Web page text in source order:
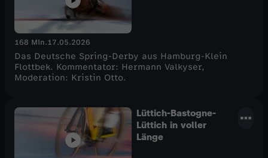
168 Min.17.05.2026
Das Deutsche Spring-Derby aus Hamburg-Klein
Flottbek. Kommentator: Hermann Valkyser,
Moderation: Kristin Otto.
Lüttich-Bastogne-
Lüttich in voller
Länge